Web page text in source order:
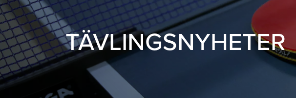
TÄVLINGSNYHETER